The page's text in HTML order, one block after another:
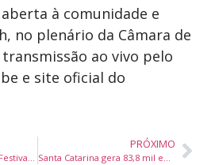
à comunidade e
no plenário da Câmara de
ao vivo pelo
e site oficial do
Michel Teló abre o 10º Festival do Camarão com novo show em Porto Belo
PRÓXIMO
Santa Catarina gera 83,8 mil empregos formais em 2025 e mantém saldo positivo no mercado de trabalho